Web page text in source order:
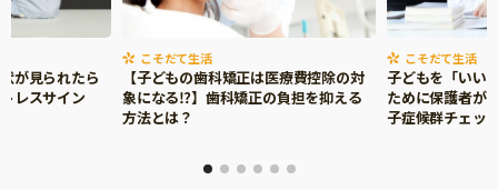
が見られたら
レスサイン
こそだて生活
【子どもの歯科矯正は医療費控除の対
象になる⁉】歯科矯正の負担を抑える
方法とは？
こそだて生活
子どもを「いい
ために保護者が
子症候群チェッ